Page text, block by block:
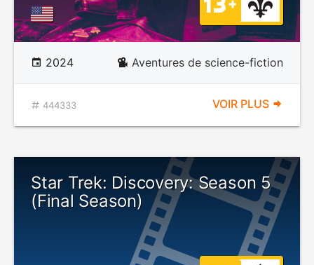
2024 Aventures de science-fiction
444333 VOIR PLUS
Star Trek: Discovery: Season 5
(Final Season)